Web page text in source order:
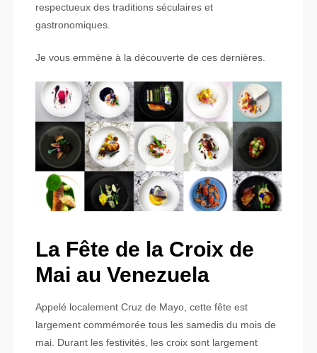
respectueux des traditions séculaires et
gastronomiques.
Je vous emmène à la découverte de ces dernières.
La Fête de la Croix de
Mai au Venezuela
Appelé localement Cruz de Mayo, cette fête est
largement commémorée tous les samedis du mois de
mai. Durant les festivités, les croix sont largement